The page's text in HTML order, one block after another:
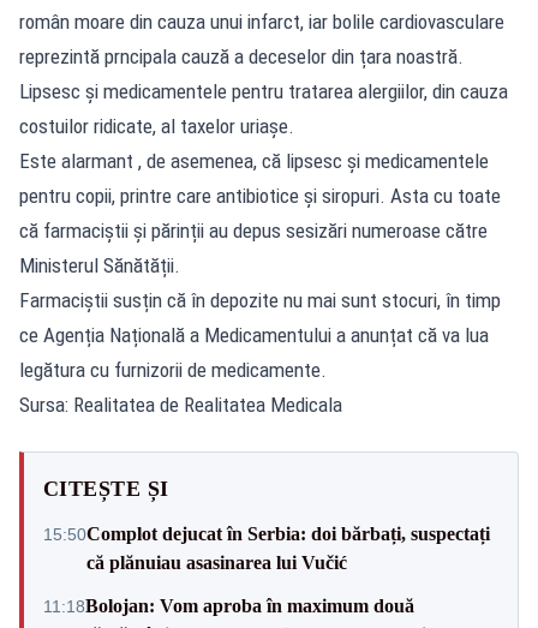
român moare din cauza unui infarct, iar bolile cardiovasculare
reprezintă prncipala cauză a deceselor din țara noastră.
Lipsesc și medicamentele pentru tratarea alergiilor, din cauza
costuilor ridicate, al taxelor uriașe.
Este alarmant , de asemenea, că lipsesc și medicamentele
pentru copii, printre care antibiotice și siropuri. Asta cu toate
că farmaciștii și părinții au depus sesizări numeroase către
Ministerul Sănătății.
Farmaciștii susțin că în depozite nu mai sunt stocuri, în timp
ce Agenția Națională a Medicamentului a anunțat că va lua
legătura cu furnizorii de medicamente.
Sursa: Realitatea de Realitatea Medicala
CITEȘTE ȘI
15:50Complot dejucat în Serbia: doi bărbați, suspectați
că plănuiau asasinarea lui Vučić
11:18Bolojan: Vom aproba în maximum două